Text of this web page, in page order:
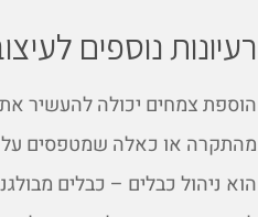
רעיונות נוספים
הוספת צמחים יכולה להעשיר
מהתקרה או כאלה שמטפסים על
הוא ניהול כבלים – כבלים